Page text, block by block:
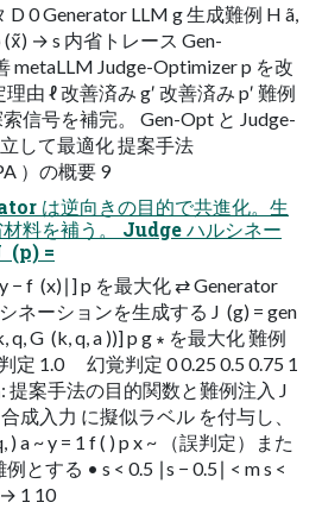
D 0 Generator LLM g ⽣成難例 H ã,
(x̃) → s 内省トレース Gen-
metaLLM Judge-Optimizer p を改
由 ℓ 改善済み g′ 改善済み p′ 難例
信号を補完。 Gen-Opt と Judge-
して最適化 提案手法
）の概要 9
は逆向きの目的で共進化。生
料を補う。 Judge ハルシネー
(p) =
− f ​ (x)∣] p を最大化 ⇄ Generator
ネーションを生成する J ​ (g) = gen
q, G ​ (k, q, a ))] p g ∗ を最大化 難例
1.0 幻覚判定 0 0.25 0.5 0.75 1
提案手法の目的関数と難例注入 J
成入力 に擬似ラベル を付与し、
) a ~ y = 1 f ( ) p x ~ （誤判定）また
とする • s < 0.5 ∣s − 0.5∣ < m s <
→ 1 10